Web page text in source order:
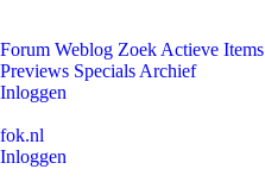
Forum Weblog Zoek Actieve Items
Previews Specials Archief
Inloggen
fok.nl
Inloggen